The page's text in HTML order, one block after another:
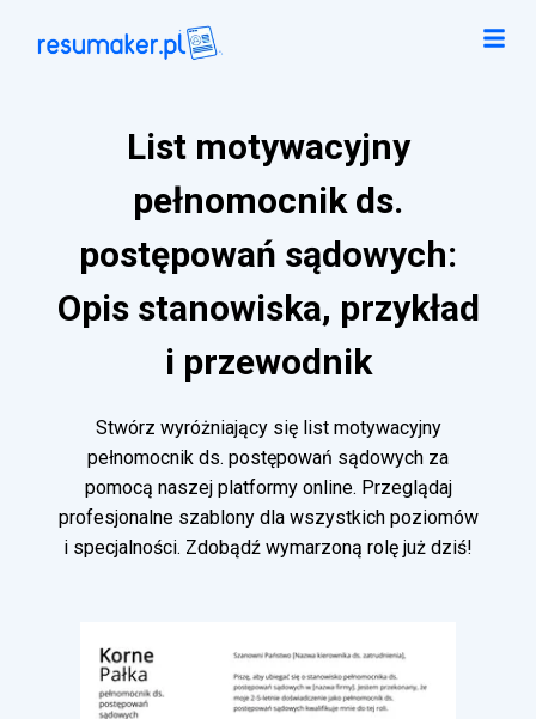
List motywacyjny
pełnomocnik ds.
postępowań sądowych:
Opis stanowiska, przykład
i przewodnik
Stwórz wyróżniający się list motywacyjny
pełnomocnik ds. postępowań sądowych za
pomocą naszej platformy online. Przeglądaj
profesjonalne szablony dla wszystkich poziomów
i specjalności. Zdobądź wymarzoną rolę już dziś!